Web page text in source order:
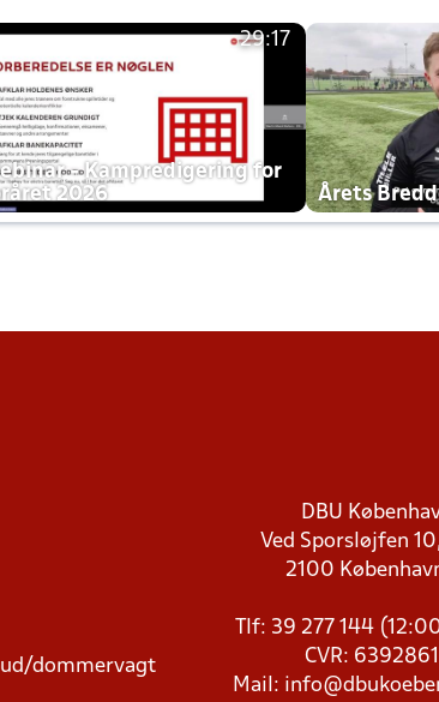
29:17
- Kampredigering for
2026
Årets
dommervagt
DBU
Ved Sporsløjfen
2100
Tlf: 39 277 144
CVR:
Mail: